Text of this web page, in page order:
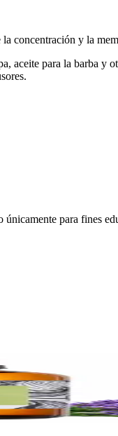
la concentración y la
aceite para la barba y
para fines